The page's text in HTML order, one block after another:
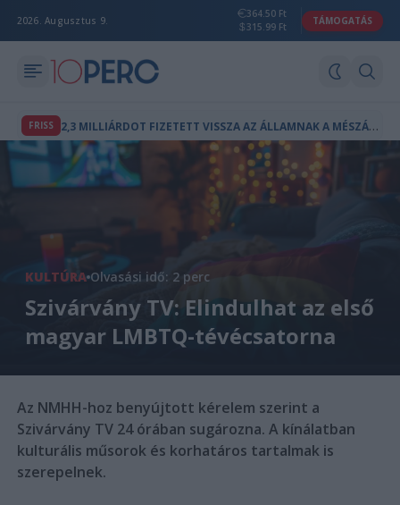
2026. Augusztus 9.
364.50 Ft
315.99 Ft
TÁMOGATÁS
FRISS 2
,3 MILLIÁRDOT FIZETETT VISSZA AZ ÁLLAMNAK A MÉSZÁROS LŐRINCHEZ KÖTHETŐ MAGÁNTŐKEALAP
KULTÚRA Olvasási idő: 2 perc
Szivárvány TV: Elindulhat az első
magyar LMBTQ-tévécsatorna
Az NMHH-hoz benyújtott kérelem szerint a
Szivárvány TV 24 órában sugározna. A kínálatban
kulturális műsorok és korhatáros tartalmak is
szerepelnek.